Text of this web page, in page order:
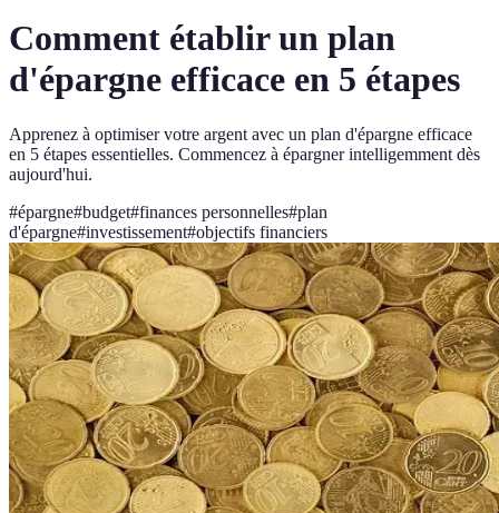
Comment établir un plan
d'épargne efficace en 5 étapes
Apprenez à optimiser votre argent avec un plan d'épargne efficace
en 5 étapes essentielles. Commencez à épargner intelligemment dès
aujourd'hui.
#épargne#budget#finances personnelles#plan
d'épargne#investissement#objectifs financiers